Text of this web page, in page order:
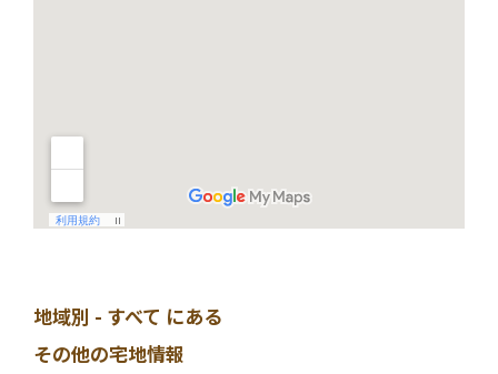
地域別 - すべて にある
その他の宅地情報